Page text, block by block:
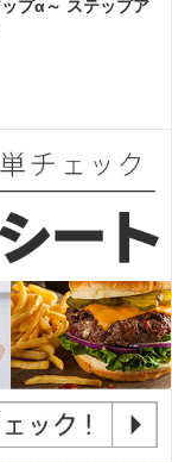
プα～ ステップア